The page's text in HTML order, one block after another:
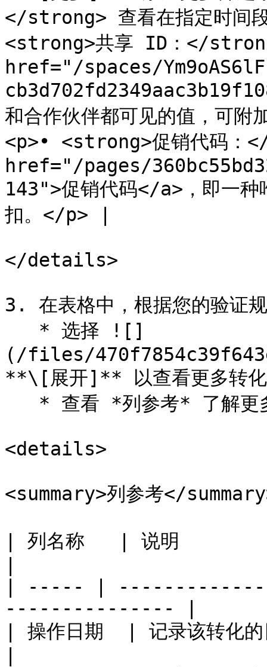
</strong> 查看在指定时间
<strong>共享 ID：</
href="/spaces/
和合作伙伴都可见的值，可附
<p>• <strong>促销代码：
href="/pages/
143">促销代码</a>，即一种
扣。</p> |
</details>
3. 在表格中，根据您的验证
(/files/
**\[展开]** 以查看更多转化
<details>
<summary>列参考</
| 列名称   | 说明
| ----- |
--------------- |
| 操作日期  | 记录该转化的